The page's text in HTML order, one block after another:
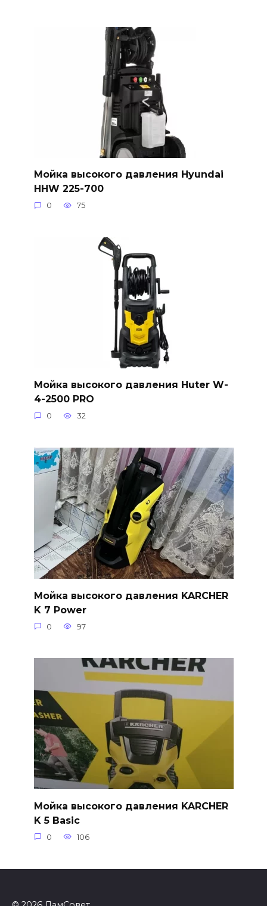
Мойка высокого давления Hyundai
HHW 225-700
0 75
Мойка высокого давления Huter W-
4-2500 PRO
0 32
Мойка высокого давления KARCHER
K 7 Power
0 97
Мойка высокого давления KARCHER
K 5 Basic
0 106